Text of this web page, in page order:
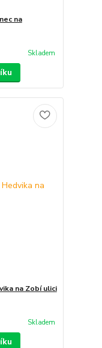
na
Skladem
na Zobí ulici
Skladem